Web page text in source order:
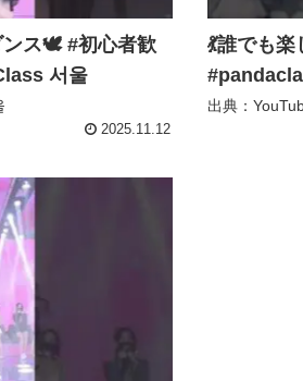
ス🕊️ #初心者歓
서울
2025.11.12
💃誰でも
出典：